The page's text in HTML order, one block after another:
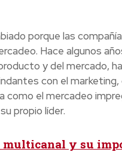
porque las
Hace algunos
y del mercado,
con el
el mercadeo
propio líder.
y su